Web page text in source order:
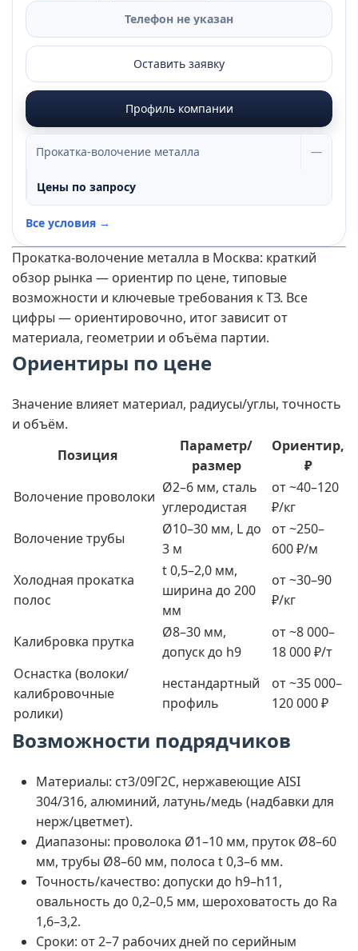
Телефон не указан
Оставить заявку
Профиль компании
Прокатка-волочение металла —
Цены по запросу
Все условия →
Прокатка-волочение металла в Москва: краткий
обзор рынка — ориентир по цене, типовые
возможности и ключевые требования к ТЗ. Все
цифры — ориентировочно, итог зависит от
материала, геометрии и объёма партии.
Ориентиры по цене
Значение влияет материал, радиусы/углы, точность
и объём.
Позиция
Параметр/
размер
Ориентир,
₽
Волочение проволоки
Ø2–6 мм, сталь
углеродистая
от ~40–120
₽/кг
Волочение трубы
Ø10–30 мм, L до
3 м
от ~250–
600 ₽/м
Холодная прокатка
полос
t 0,5–2,0 мм,
ширина до 200
мм
от ~30–90
₽/кг
Калибровка прутка
Ø8–30 мм,
допуск до h9
от ~8 000–
18 000 ₽/т
Оснастка (волоки/
калибровочные
ролики)
нестандартный
профиль
от ~35 000–
120 000 ₽
Возможности подрядчиков
Материалы: ст3/09Г2С, нержавеющие AISI
304/316, алюминий, латунь/медь (надбавки для
нерж/цветмет).
Диапазоны: проволока Ø1–10 мм, пруток Ø8–60
мм, трубы Ø8–60 мм, полоса t 0,3–6 мм.
Точность/качество: допуски до h9–h11,
овальность до 0,2–0,5 мм, шероховатость до Ra
1,6–3,2.
Сроки: от 2–7 рабочих дней по серийным